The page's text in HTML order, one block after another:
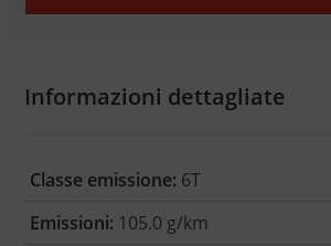
Informazioni dettagliate
Classe emissione: 6T
Emissioni: 105.0 g/km